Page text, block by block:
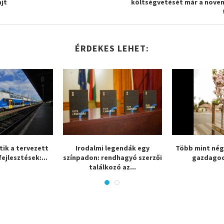
költségvetését már a
ÉRDEKES LEHET:
a tervezett
Irodalmi legendák egy
színpadon: rendhagyó szerzői
találkozó az...
Több mint